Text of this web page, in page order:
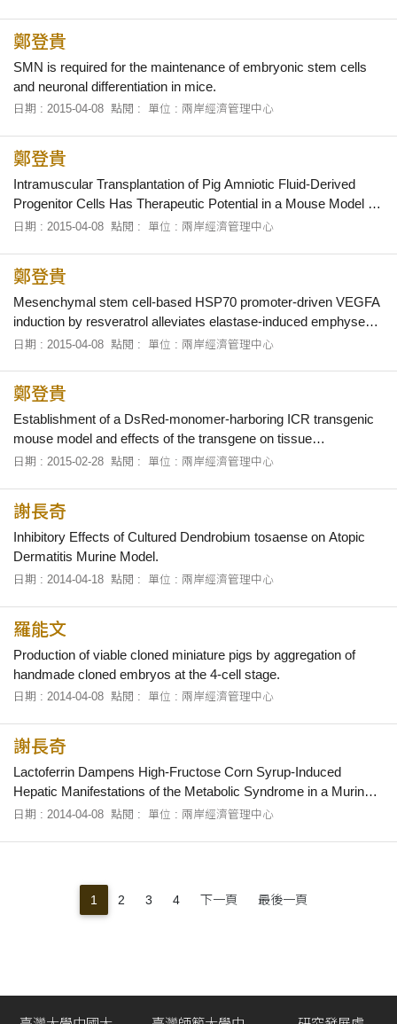
鄭登貴
SMN is required for the maintenance of embryonic stem cells
and neuronal differentiation in mice.
日期 : 2015-04-08 點閱 : 單位 : 兩岸經濟管理中心
鄭登貴
Intramuscular Transplantation of Pig Amniotic Fluid-Derived
Progenitor Cells Has Therapeutic Potential in a Mouse Model of
Myocardial Infarction.
日期 : 2015-04-08 點閱 : 單位 : 兩岸經濟管理中心
鄭登貴
Mesenchymal stem cell-based HSP70 promoter-driven VEGFA
induction by resveratrol alleviates elastase-induced emphysema
in a mouse model.
日期 : 2015-04-08 點閱 : 單位 : 兩岸經濟管理中心
鄭登貴
Establishment of a DsRed-monomer-harboring ICR transgenic
mouse model and effects of the transgene on tissue
development.
日期 : 2015-02-28 點閱 : 單位 : 兩岸經濟管理中心
謝長奇
Inhibitory Effects of Cultured Dendrobium tosaense on Atopic
Dermatitis Murine Model.
日期 : 2014-04-18 點閱 : 單位 : 兩岸經濟管理中心
羅能文
Production of viable cloned miniature pigs by aggregation of
handmade cloned embryos at the 4-cell stage.
日期 : 2014-04-08 點閱 : 單位 : 兩岸經濟管理中心
謝長奇
Lactoferrin Dampens High-Fructose Corn Syrup-Induced
Hepatic Manifestations of the Metabolic Syndrome in a Murine
Model.
日期 : 2014-04-08 點閱 : 單位 : 兩岸經濟管理中心
1 2 3 4 下一頁 最後一頁